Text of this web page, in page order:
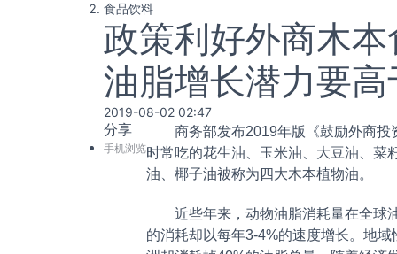
食品饮料
政策利好外商木
油脂增长潜力要
2019-08-02 02:47
分享
手机浏览
商务部发布2019年版《鼓励外商
时常吃的花生油、玉米油、大豆油、菜
油、椰子油被称为四大木本植物油。
近些年来，动物油脂消耗量在全球
的消耗却以每年3-4%的速度增长。地